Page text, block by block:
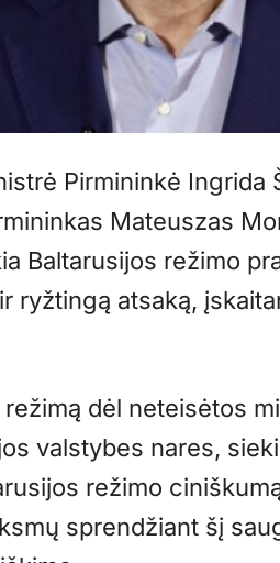
Pirmininkė Ingrida
Mateuszas
Baltarusijos režimo
ryžtingą atsaką,
režimą dėl neteisėtos
valstybes nares,
režimo
sprendžiant šį